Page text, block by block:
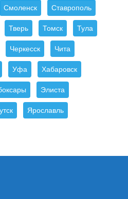
Смоленск Ставрополь
Тверь Томск Тула
Черкесск Чита
Уфа Хабаровск
Элиста
Ярославль